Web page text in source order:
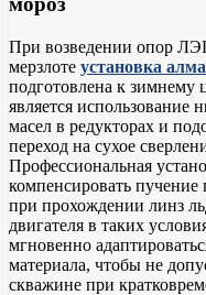
При возведении опор
мерзлоте установка
подготовлена к
является использование
масел в редукторах и
переход на сухое
Профессиональная
компенсировать
при прохождении линз
двигателя в таких
мгновенно
материала, чтобы не
скважине при